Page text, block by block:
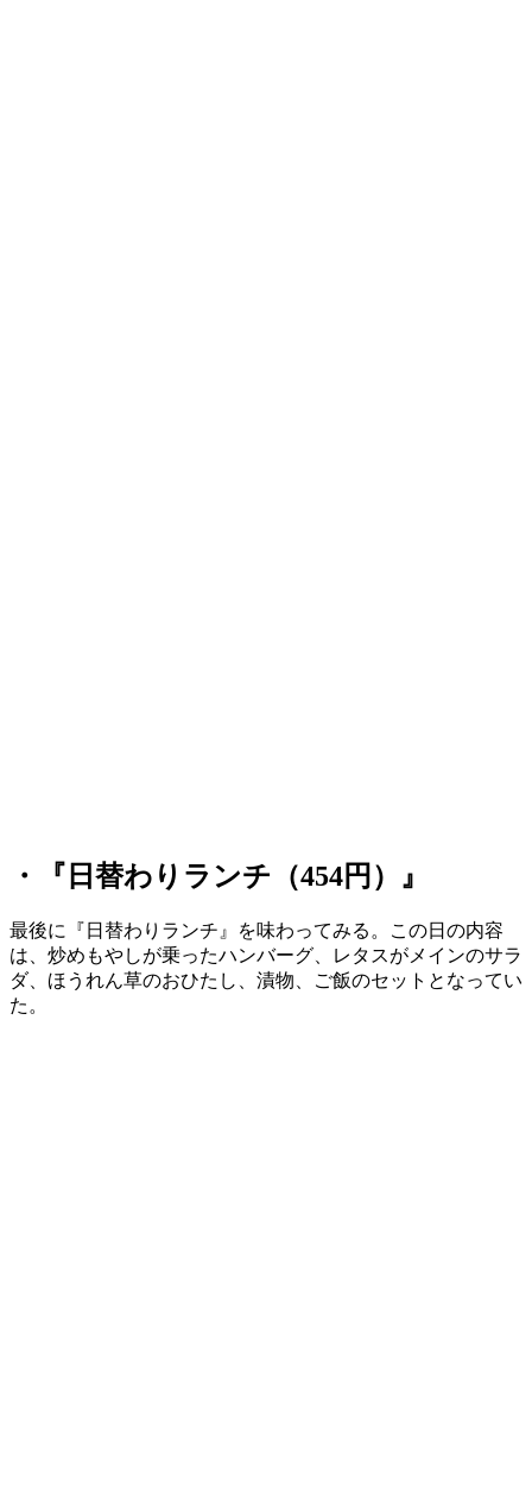
・『日替わりランチ（454円）』
最後に『日替わりランチ』を味わってみる。この日の内容
は、炒めもやしが乗ったハンバーグ、レタスがメインのサラ
ダ、ほうれん草のおひたし、漬物、ご飯のセットとなってい
た。